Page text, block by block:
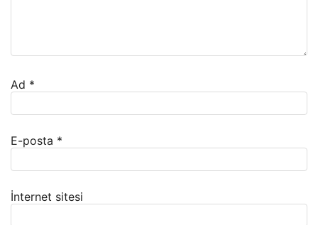
Ad *
E-posta *
İnternet sitesi